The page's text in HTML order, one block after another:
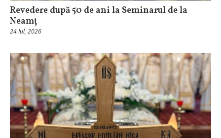
Revedere după 50 de ani la Seminarul de la
Neamț
24 Iul, 2026